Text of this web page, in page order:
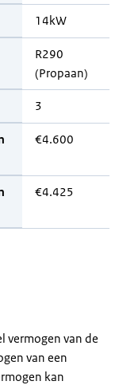
14kW
R290
(Propaan)
3
€4.600
€4.425
vermogen van de
van een
kan